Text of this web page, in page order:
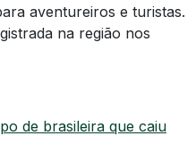
aventureiros e turistas.
na região nos
de brasileira que caiu